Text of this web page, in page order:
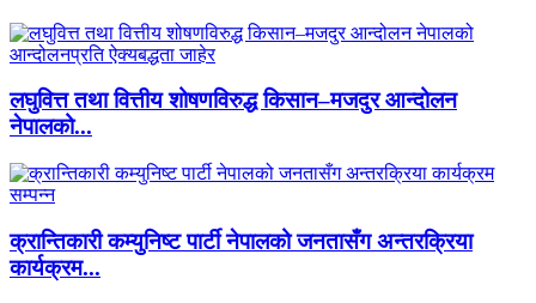
लघुवित्त तथा वित्तीय शोषणविरुद्ध किसान–मजदुर आन्दोलन
नेपालको...
क्रान्तिकारी कम्युनिष्ट पार्टी नेपालको जनतासँग अन्तरक्रिया
कार्यक्रम...